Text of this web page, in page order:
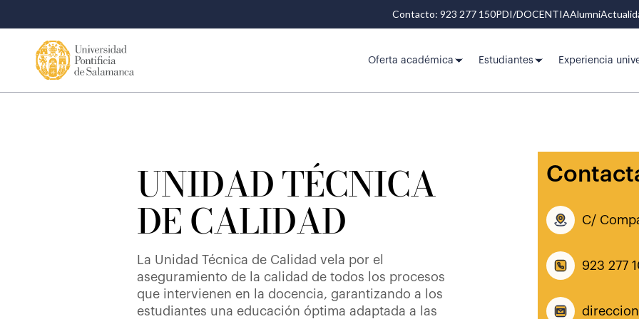
Contacto: 923 277 150PDI/DOCENTIAAlumni
Oferta académica Estudiantes Experiencia
UNIDAD TÉCNICA
DE CALIDAD
La Unidad Técnica de Calidad vela por el
aseguramiento de la calidad de todos los procesos
que intervienen en la docencia, garantizando a los
estudiantes una educación óptima adaptada a las
C/
923 277